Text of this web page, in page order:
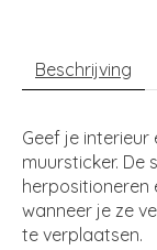
Beschrijving
Geef je
muursticker. De
herpositioneren
wanneer je ze
te verplaatsen.